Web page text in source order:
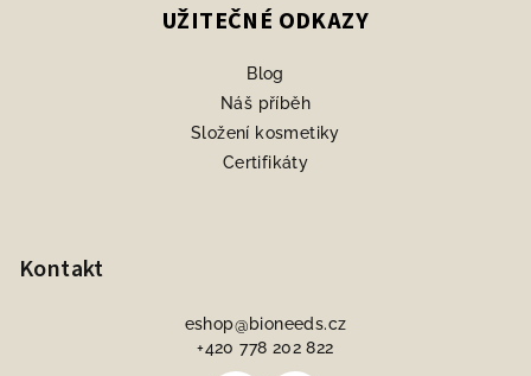
UŽITEČNÉ ODKAZY
Blog
Náš příběh
Složení kosmetiky
Certifikáty
Kontakt
eshop@bioneeds.cz
+420 778 202 822